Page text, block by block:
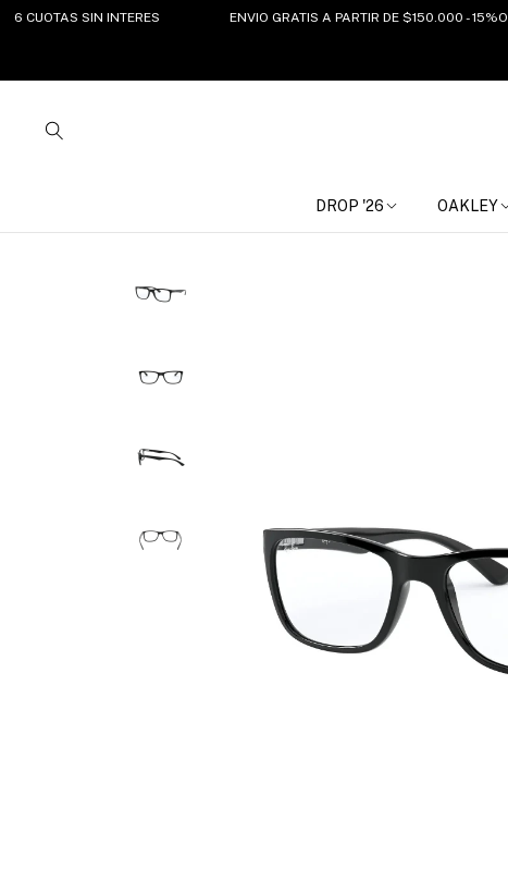
SIN INTERES ENVIO GRATIS A PARTIR DE $150.000 - 15%OFF
DROP '26 OAKLEY